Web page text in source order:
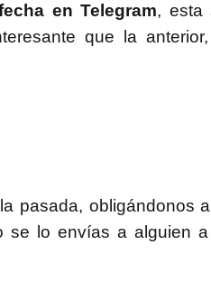
en Telegram, esta
que la
pasada, obligándonos
lo envías a alguien